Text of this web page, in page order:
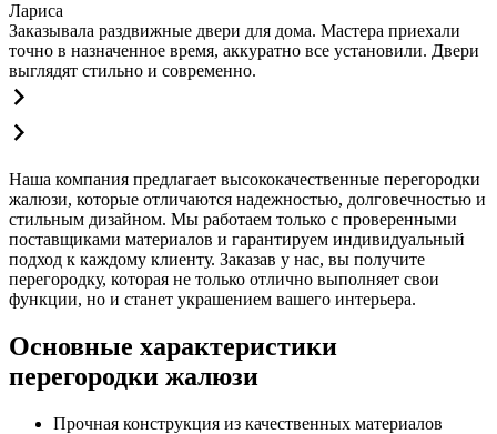
Лариса
Заказывала раздвижные двери для дома. Мастера приехали
точно в назначенное время, аккуратно все установили. Двери
выглядят стильно и современно.
Наша компания предлагает высококачественные перегородки
жалюзи, которые отличаются надежностью, долговечностью и
стильным дизайном. Мы работаем только с проверенными
поставщиками материалов и гарантируем индивидуальный
подход к каждому клиенту. Заказав у нас, вы получите
перегородку, которая не только отлично выполняет свои
функции, но и станет украшением вашего интерьера.
Основные характеристики
перегородки жалюзи
Прочная конструкция из качественных материалов